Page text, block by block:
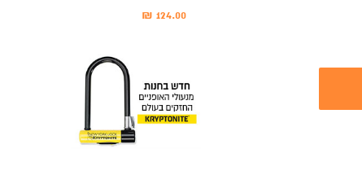
124.00 ₪